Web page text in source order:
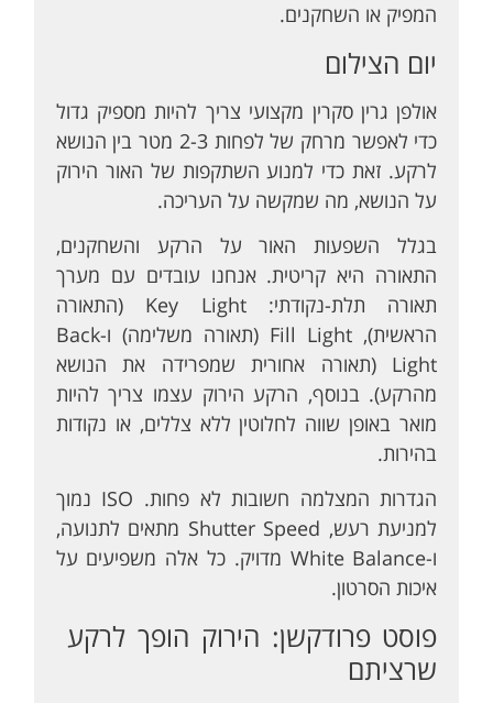
המפיק או השחקנים.
יום הצילום
אולפן גרין סקרין מקצועי צריך להיות מספיק גדול
כדי לאפשר מרחק של לפחות 2-3 מטר בין הנושא
לרקע. זאת כדי למנוע השתקפות של האור הירוק
על הנושא, מה שמקשה על העריכה.
בגלל השפעות האור על הרקע והשחקנים,
התאורה היא קריטית. אנחנו עובדים עם מערך
תאורה תלת-נקודתי: Key Light (התאורה
הראשית), Fill Light (תאורה משלימה) ו-Back
Light (תאורה אחורית שמפרידה את הנושא
מהרקע). בנוסף, הרקע הירוק עצמו צריך להיות
מואר באופן שווה לחלוטין ללא צללים, או נקודות
בהירות.
הגדרות המצלמה חשובות לא פחות. ISO נמוך
למניעת רעש, Shutter Speed מתאים לתנועה,
ו-White Balance מדויק. כל אלה משפיעים על
איכות הסרטון.
פוסט פרודקשן: הירוק הופך לרקע
שרציתם